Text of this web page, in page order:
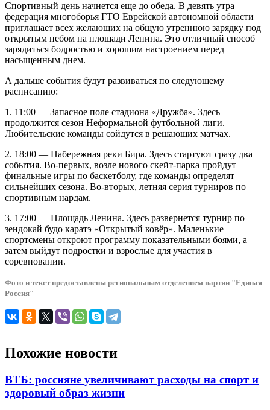
Спортивный день начнется еще до обеда. В девять утра
федерация многоборья ГТО Еврейской автономной области
приглашает всех желающих на общую утреннюю зарядку под
открытым небом на площади Ленина. Это отличный способ
зарядиться бодростью и хорошим настроением перед
насыщенным днем.
А дальше события будут развиваться по следующему
расписанию:
1. 11:00 — Запасное поле стадиона «Дружба». Здесь
продолжится сезон Неформальной футбольной лиги.
Любительские команды сойдутся в решающих матчах.
2. 18:00 — Набережная реки Бира. Здесь стартуют сразу два
события. Во-первых, возле нового скейт-парка пройдут
финальные игры по баскетболу, где команды определят
сильнейших сезона. Во-вторых, летняя серия турниров по
спортивным нардам.
3. 17:00 — Площадь Ленина. Здесь развернется турнир по
зендокай будо каратэ «Открытый ковёр». Маленькие
спортсмены откроют программу показательными боями, а
затем выйдут подростки и взрослые для участия в
соревновании.
Фото и текст предоставлены региональным отделением партии "Единая
Россия"
Похожие новости
ВТБ: россияне увеличивают расходы на спорт и
здоровый образ жизни